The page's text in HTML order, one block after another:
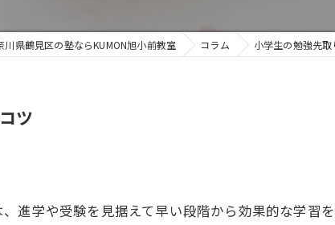
川県鶴見区の塾ならKUMON旭小前教室 コラム 小学生の勉強先
ツ
進学や受験を見据えて早い段階から効果的な学習